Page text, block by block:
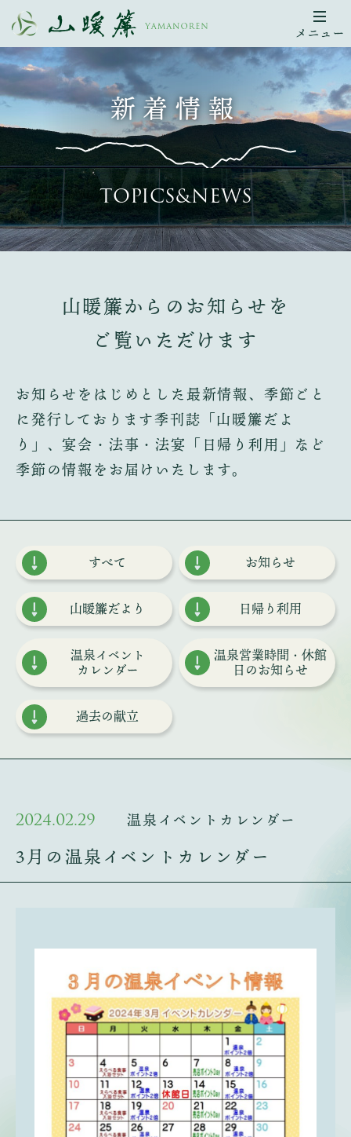
メニュー
新着情報
TOPICS&NEWS
山暖簾からのお知らせを
ご覧いただけます
お知らせをはじめとした最新情報、季節ごと
に発行しております季刊誌「山暖簾だよ
り」、宴会・法事・法宴「日帰り利用」など
季節の情報をお届けいたします。
すべて お知らせ
山暖簾だより 日帰り利用
温泉イベント
カレンダー
温泉営業時間・ 休館
日のお知らせ
過去の献立
2024.02.29 温泉イベントカレンダー
3月の温泉イベントカレンダー